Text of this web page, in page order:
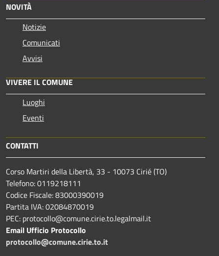
NOVITÀ
Notizie
Comunicati
Avvisi
VIVERE IL COMUNE
Luoghi
Eventi
CONTATTI
Corso Martiri della Libertà, 33 - 10073 Cirié (TO)
Telefono: 0119218111
Codice Fiscale: 83000390019
Partita IVA: 02084870019
PEC: protocollo@comune.cirie.to.legalmail.it
Email Ufficio Protocollo
protocollo@comune.cirie.to.it